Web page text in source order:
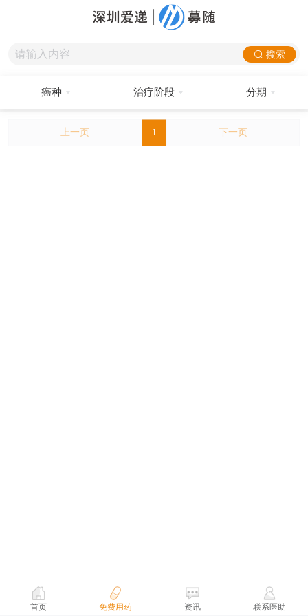
搜索
癌种 治疗阶段 分期
上一页 1 下一页
首页 免费用药 资讯 联系医助